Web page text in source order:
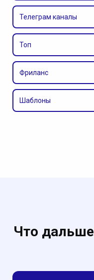
Телеграм каналы
Топ
Фриланс
Шаблоны
Что дальше